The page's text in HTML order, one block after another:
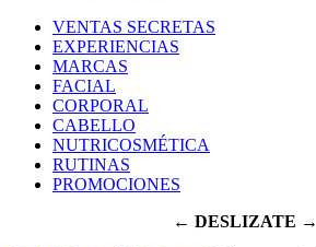
VENTAS SECRETAS
EXPERIENCIAS
MARCAS
FACIAL
CORPORAL
CABELLO
NUTRICOSMÉTICA
RUTINAS
PROMOCIONES
← DESLIZATE →